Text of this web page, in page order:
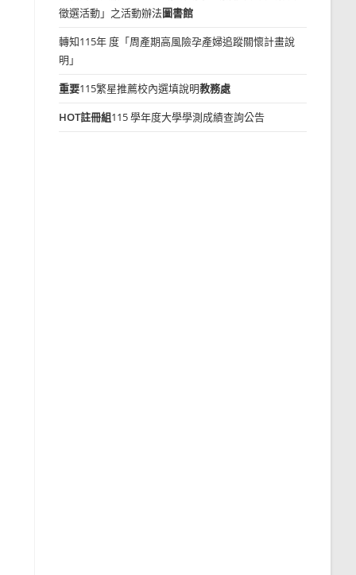
徵選活動」之活動辦法圖書館
轉知115年 度「周產期高風險孕產婦追蹤關懷計畫說
明」
重要115繁星推薦校內選填說明教務處
HOT註冊組115 學年度大學學測成績查詢公告